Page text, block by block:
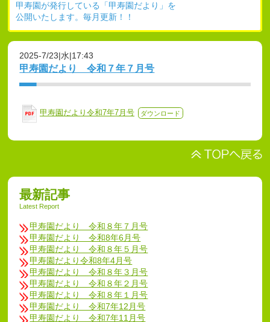
甲寿園が発行している「甲寿園だより」を
公開いたします。毎月更新！！
2025-7/23|水|17:43
甲寿園だより 令和７年７月号
甲寿園だより令和7年7月号 ダウンロード
最新記事
Latest Report
甲寿園だより 令和８年７月号
甲寿園だより 令和8年6月号
甲寿園だより 令和８年５月号
甲寿園だより令和8年4月号
甲寿園だより 令和８年３月号
甲寿園だより 令和８年２月号
甲寿園だより 令和８年１月号
甲寿園だより 令和7年12月号
甲寿園だより 令和7年11月号